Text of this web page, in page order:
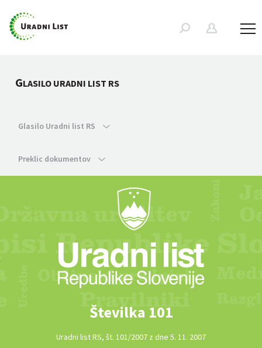
GLASILO URADNI LIST RS
Glasilo Uradni list RS
Preklic dokumentov
Številka 101
Uradni list RS, št. 101/2007 z dne 5. 11. 2007